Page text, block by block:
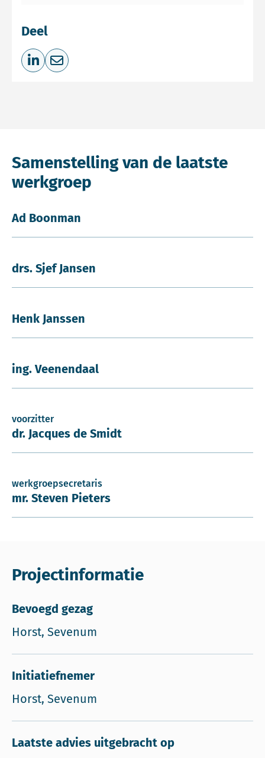
Deel
Deel op LinkedIn
Deel via e-mail
Samenstelling van de laatste
werkgroep
Ad Boonman
drs. Sjef Jansen
Henk Janssen
ing. Veenendaal
voorzitter
dr. Jacques de Smidt
werkgroepsecretaris
mr. Steven Pieters
Projectinformatie
Bevoegd gezag
Horst, Sevenum
Initiatiefnemer
Horst, Sevenum
Laatste advies uitgebracht op